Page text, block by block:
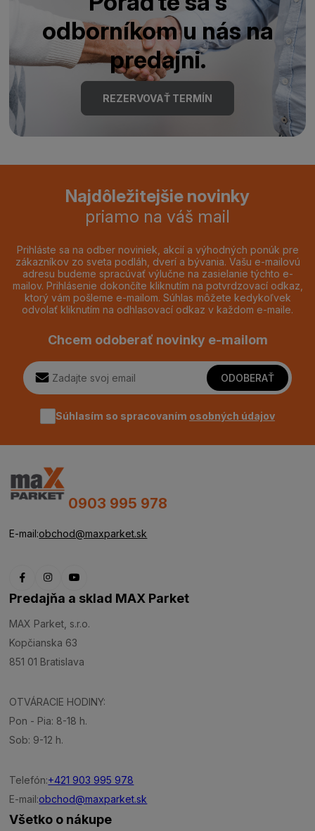
odborníkom u nás na
predajni.
REZERVOVAŤ TERMÍN
Najdôležitejšie novinky
priamo na váš mail
Prihláste sa na odber noviniek, akcií a výhodných ponúk pre
zákazníkov zo sveta podláh, dverí a bývania. Vašu e-mailovú
adresu budeme spracúvať výlučne na zasielanie týchto e-
mailov. Prihlásenie dokončíte kliknutím na potvrdzovací odkaz,
ktorý vám pošleme e-mailom. Súhlas môžete kedykoľvek
odvolať kliknutím na odhlasovací odkaz v každom e-maile.
Chcem odoberať novinky e-mailom
ODOBERAŤ
Súhlasím so spracovaním osobných údajov
0903 995 978
E-mail:obchod@maxparket.sk
Predajňa a sklad MAX Parket
MAX Parket, s.r.o.
Kopčianska 63
851 01 Bratislava
OTVÁRACIE HODINY:
Pon - Pia: 8-18 h.
Sob: 9-12 h.
Telefón:+421 903 995 978
E-mail:obchod@maxparket.sk
Všetko o nákupe